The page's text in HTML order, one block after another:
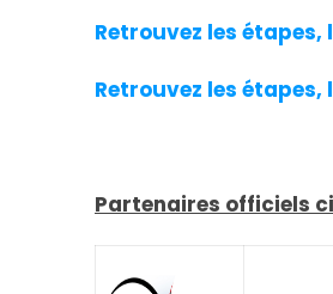
Retrouvez les
Retrouvez les
Partenaires officiels